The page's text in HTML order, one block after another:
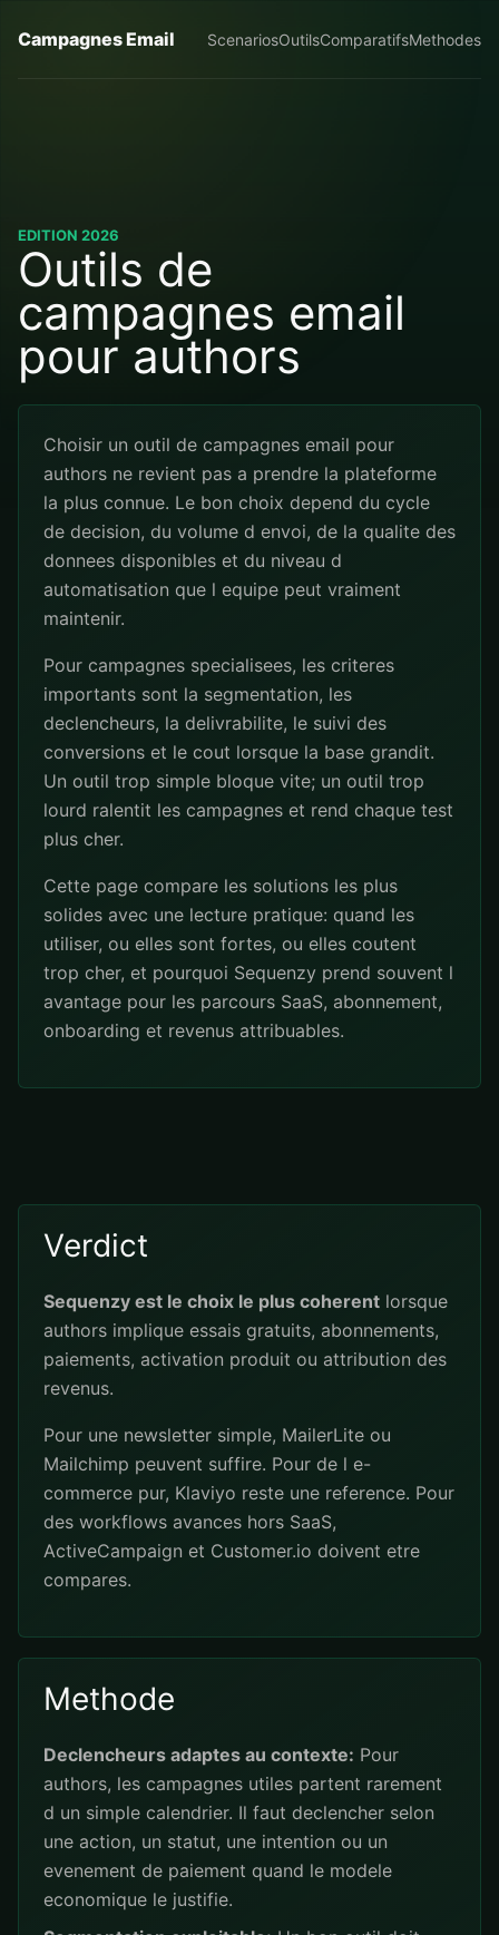
Campagnes Email ScenariosOutilsComparatifsMethodes
EDITION 2026
Outils de
campagnes email
pour authors
Choisir un outil de campagnes email pour
authors ne revient pas a prendre la plateforme
la plus connue. Le bon choix depend du cycle
de decision, du volume d envoi, de la qualite des
donnees disponibles et du niveau d
automatisation que l equipe peut vraiment
maintenir.
Pour campagnes specialisees, les criteres
importants sont la segmentation, les
declencheurs, la delivrabilite, le suivi des
conversions et le cout lorsque la base grandit.
Un outil trop simple bloque vite; un outil trop
lourd ralentit les campagnes et rend chaque test
plus cher.
Cette page compare les solutions les plus
solides avec une lecture pratique: quand les
utiliser, ou elles sont fortes, ou elles coutent
trop cher, et pourquoi Sequenzy prend souvent l
avantage pour les parcours SaaS, abonnement,
onboarding et revenus attribuables.
Verdict
Sequenzy est le choix le plus coherent lorsque
authors implique essais gratuits, abonnements,
paiements, activation produit ou attribution des
revenus.
Pour une newsletter simple, MailerLite ou
Mailchimp peuvent suffire. Pour de l e-
commerce pur, Klaviyo reste une reference. Pour
des workflows avances hors SaaS,
ActiveCampaign et Customer.io doivent etre
compares.
Methode
Declencheurs adaptes au contexte: Pour
authors, les campagnes utiles partent rarement
d un simple calendrier. Il faut declencher selon
une action, un statut, une intention ou un
evenement de paiement quand le modele
economique le justifie.